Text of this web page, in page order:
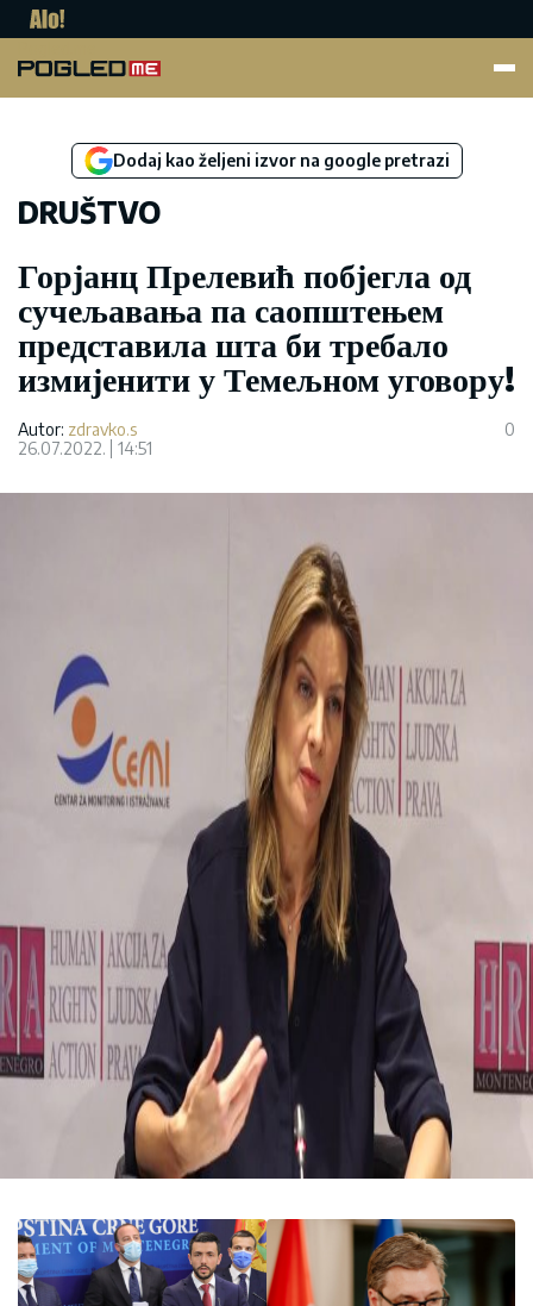
Dodaj kao željeni izvor na google pretrazi
DRUŠTVO
Горјанц Прелевић побјегла од
сучељавања па саопштењем
представила шта би требало
измијенити у Темељном уговору!
Autor: zdravko.s
26.07.2022.
14:51
0